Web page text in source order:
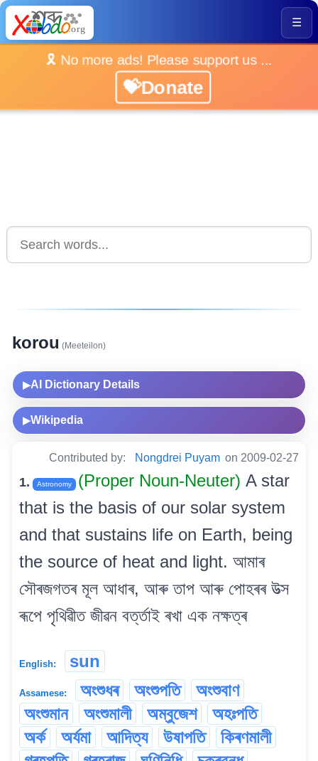
☰
🎗️ No more ads! Please support us ...
💝Donate
korou (Meeteilon)
▶AI Dictionary Details
▶Wikipedia
Contributed by: Nongdrei Puyam on 2009-02-27
1. Astronomy (Proper Noun-Neuter) A star
that is the basis of our solar system
and that sustains life on Earth, being
the source of heat and light. আমাৰ
সৌৰজগতৰ মূল আধাৰ, আৰু তাপ আৰু পোহৰৰ উত্স
ৰূপে পৃথিৱীত জীৱন বৰ্ত্তাই ৰখা এক নক্ষত্ৰ
English: sun
Assamese: অংশুধৰ অংশুপতি
অংশুবাণ
অংশুমান
অংশুমালী অম্বুজেশ
অহঃপতি
অৰ্ক
অৰ্যমা আদিত্য উষাপতি
কিৰণমালী